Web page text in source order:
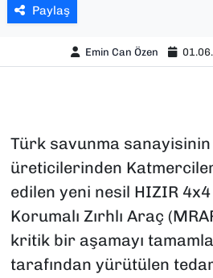
Paylaş
Emin Can Özen
Türk savunma sanayisinin
üreticilerinden
edilen yeni nesil HIZIR 4x4
Korumalı Zırhlı Araç
kritik bir aşamayı
tarafından yürütülen